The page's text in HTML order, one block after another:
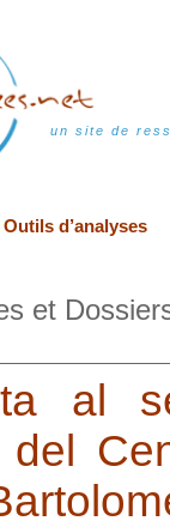
un site de
Outils d’analyses
et
al
del